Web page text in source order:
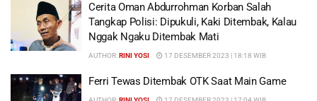
Cerita Oman Abdurrohman Korban Salah
Tangkap Polisi: Dipukuli, Kaki Ditembak, Kalau
Nggak Ngaku Ditembak Mati
AUTHOR:RINI YOSI 17 DESEMBER 2023 | 18:18 WIB
Ferri Tewas Ditembak OTK Saat Main Game